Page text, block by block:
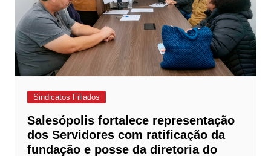
Sindicatos Filiados
Salesópolis fortalece representação
dos Servidores com ratificação da
fundação e posse da diretoria do